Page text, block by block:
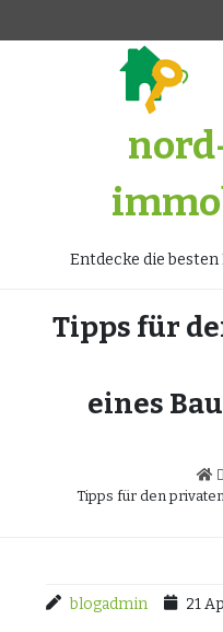
Entdecke die
Tipps für
eines
Tipps für den
blogadmin 21